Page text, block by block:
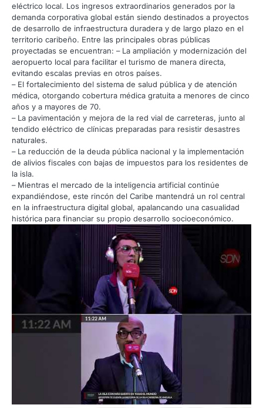
eléctrico local. Los ingresos extraordinarios generados por la
demanda corporativa global están siendo destinados a proyectos
de desarrollo de infraestructura duradera y de largo plazo en el
territorio caribeño. Entre las principales obras públicas
proyectadas se encuentran: – La ampliación y modernización del
aeropuerto local para facilitar el turismo de manera directa,
evitando escalas previas en otros países.
– El fortalecimiento del sistema de salud pública y de atención
médica, otorgando cobertura médica gratuita a menores de cinco
años y a mayores de 70.
– La pavimentación y mejora de la red vial de carreteras, junto al
tendido eléctrico de clínicas preparadas para resistir desastres
naturales.
– La reducción de la deuda pública nacional y la implementación
de alivios fiscales con bajas de impuestos para los residentes de
la isla.
– Mientras el mercado de la inteligencia artificial continúe
expandiéndose, este rincón del Caribe mantendrá un rol central
en la infraestructura digital global, apalancando una casualidad
histórica para financiar su propio desarrollo socioeconómico.